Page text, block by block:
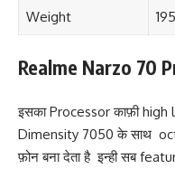
Weight
Realme Narzo 70
इसका Processor काफ़ी
Dimensity 7050 के साथ
फ़ोन बना देता है इन्ही सब